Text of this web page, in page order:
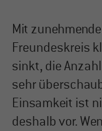
Lorem
24h/ 365days
We offer support for our
Mon - Fri 8:00am - 5:00pm
Mit
Freundeskreis
sinkt, die
sehr
Einsamkeit ist
deshalb vor.